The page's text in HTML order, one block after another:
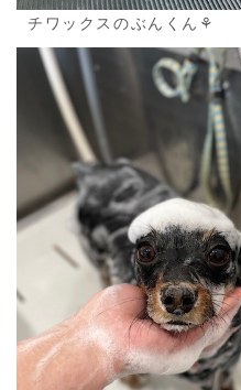
チワックスのぶんくん⚘